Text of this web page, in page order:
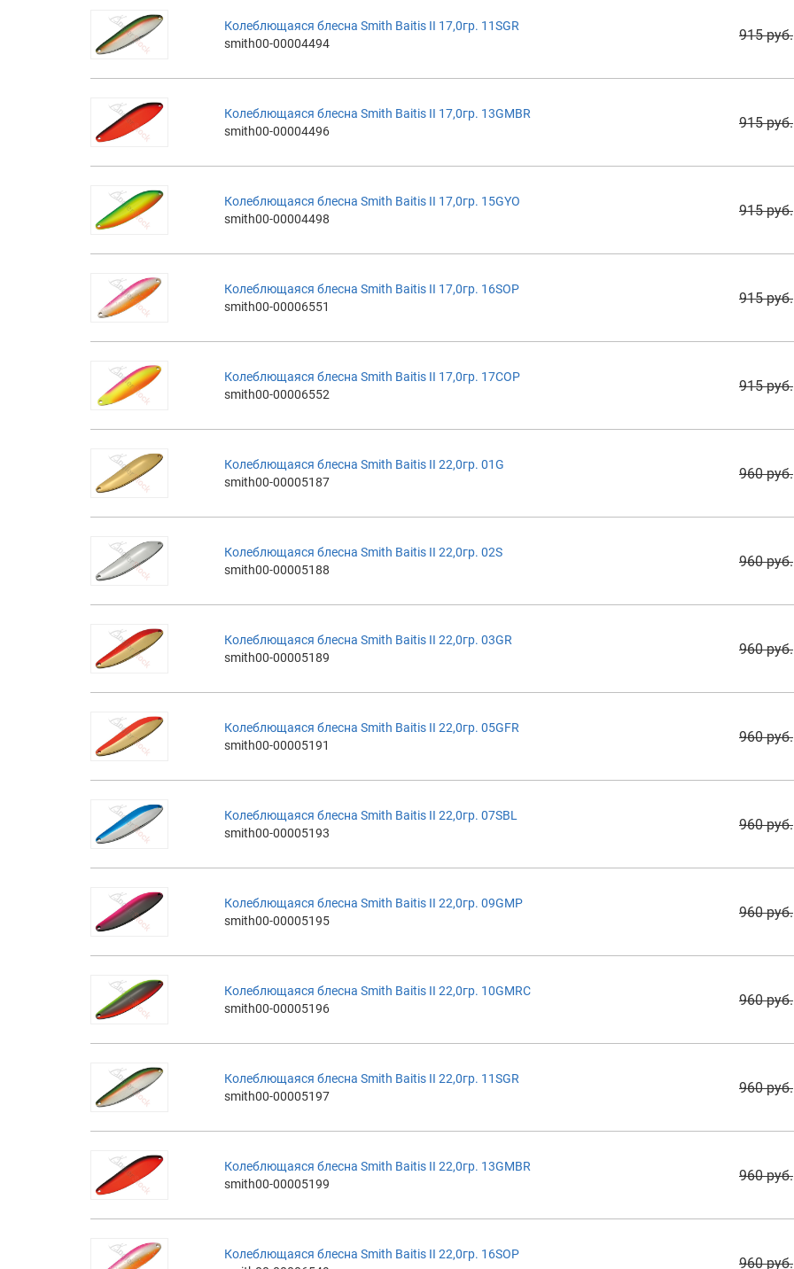
Колеблющаяся блесна Smith Baitis II 17,0гр. 11SGR
smith00-00004494
915 руб.
Колеблющаяся блесна Smith Baitis II 17,0гр. 13GMBR
smith00-00004496
915 руб.
Колеблющаяся блесна Smith Baitis II 17,0гр. 15GYO
smith00-00004498
915 руб.
Колеблющаяся блесна Smith Baitis II 17,0гр. 16SOP
smith00-00006551
915 руб.
Колеблющаяся блесна Smith Baitis II 17,0гр. 17COP
smith00-00006552
915 руб.
Колеблющаяся блесна Smith Baitis II 22,0гр. 01G
smith00-00005187
960 руб.
Колеблющаяся блесна Smith Baitis II 22,0гр. 02S
smith00-00005188
960 руб.
Колеблющаяся блесна Smith Baitis II 22,0гр. 03GR
smith00-00005189
960 руб.
Колеблющаяся блесна Smith Baitis II 22,0гр. 05GFR
smith00-00005191
960 руб.
Колеблющаяся блесна Smith Baitis II 22,0гр. 07SBL
smith00-00005193
960 руб.
Колеблющаяся блесна Smith Baitis II 22,0гр. 09GMP
smith00-00005195
960 руб.
Колеблющаяся блесна Smith Baitis II 22,0гр. 10GMRC
smith00-00005196
960 руб.
Колеблющаяся блесна Smith Baitis II 22,0гр. 11SGR
smith00-00005197
960 руб.
Колеблющаяся блесна Smith Baitis II 22,0гр. 13GMBR
smith00-00005199
960 руб.
Колеблющаяся блесна Smith Baitis II 22,0гр. 16SOP
960 руб.